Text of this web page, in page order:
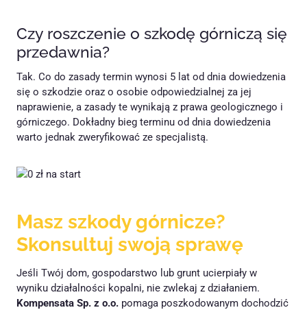
Czy roszczenie o szkodę górniczą się
przedawnia?
Tak. Co do zasady termin wynosi 5 lat od dnia dowiedzenia
się o szkodzie oraz o osobie odpowiedzialnej za jej
naprawienie, a zasady te wynikają z prawa geologicznego i
górniczego. Dokładny bieg terminu od dnia dowiedzenia
warto jednak zweryfikować ze specjalistą.
Masz szkody górnicze?
Skonsultuj swoją sprawę
Jeśli Twój dom, gospodarstwo lub grunt ucierpiały w
wyniku działalności kopalni, nie zwlekaj z działaniem.
Kompensata Sp. z o.o. pomaga poszkodowanym dochodzić